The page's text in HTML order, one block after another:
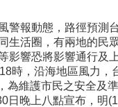
警報動態，路徑預測
生活圈，有兩地的民
影響恐將影響通行及
時，沿海地區風力，
為維護市民之安全及
日晚上八點宣布，明